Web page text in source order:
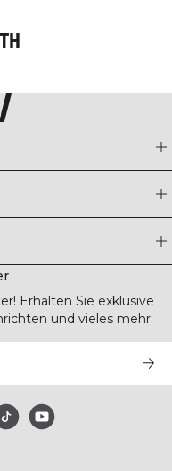
Erhalten Sie exklusive
und vieles mehr.